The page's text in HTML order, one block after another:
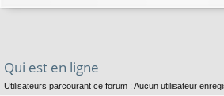
Qui est en ligne
Utilisateurs parcourant ce forum : Aucun utilisateur